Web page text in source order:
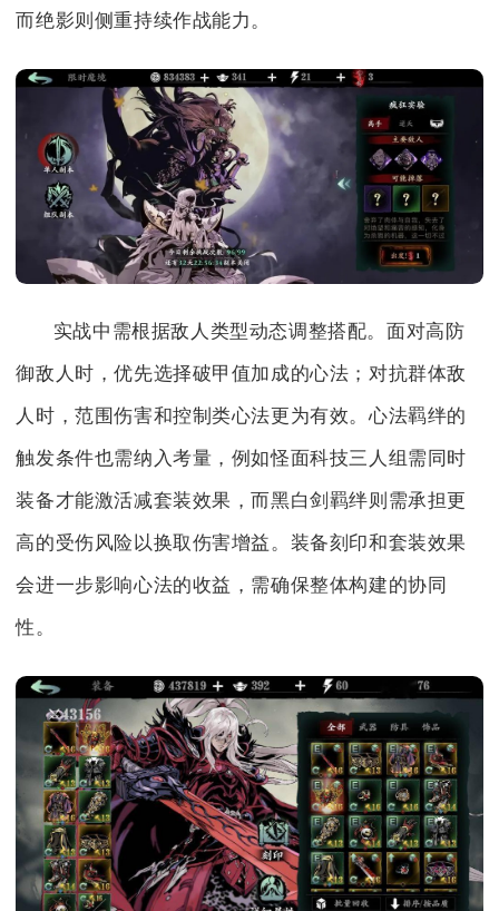
而绝影则侧重持续作战能力。
实战中需根据敌人类型动态调整搭配。面对高防
御敌人时，优先选择破甲值加成的心法；对抗群体敌
人时，范围伤害和控制类心法更为有效。心法羁绊的
触发条件也需纳入考量，例如怪面科技三人组需同时
装备才能激活减套装效果，而黑白剑羁绊则需承担更
高的受伤风险以换取伤害增益。装备刻印和套装效果
会进一步影响心法的收益，需确保整体构建的协同
性。